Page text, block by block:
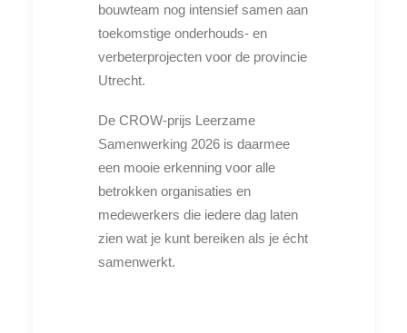
bouwteam nog intensief samen aan
toekomstige onderhouds- en
verbeterprojecten voor de provincie
Utrecht.
De CROW-prijs Leerzame
Samenwerking 2026 is daarmee
een mooie erkenning voor alle
betrokken organisaties en
medewerkers die iedere dag laten
zien wat je kunt bereiken als je écht
samenwerkt.